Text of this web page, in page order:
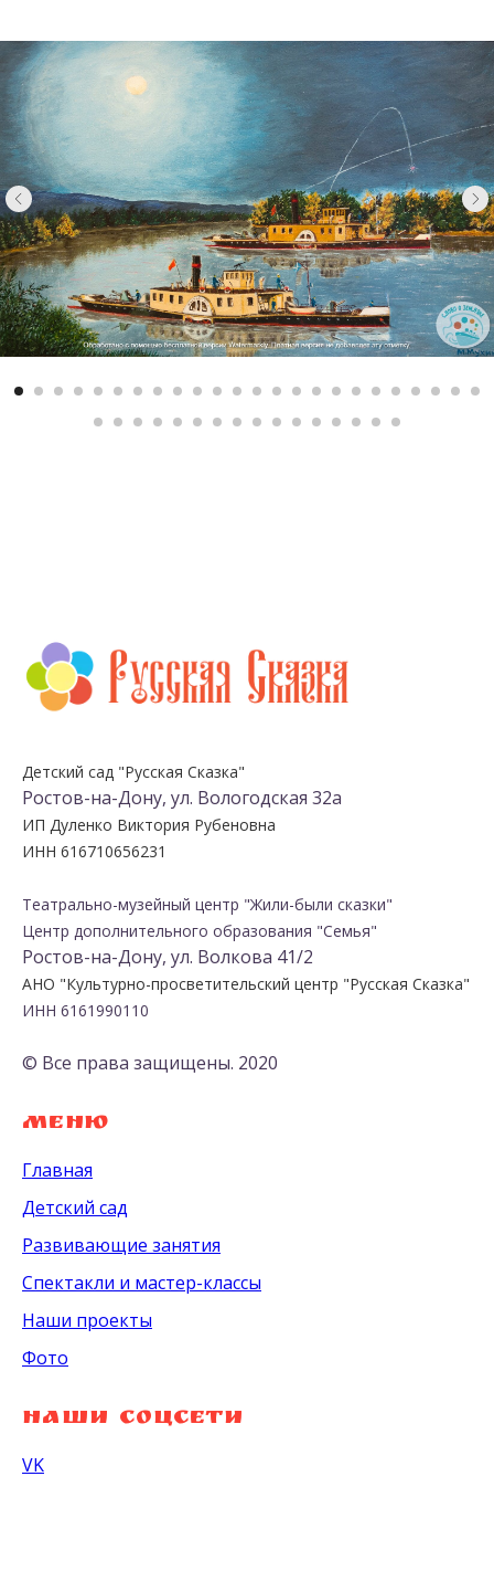
Детский сад "Русская Сказка"
Ростов-на-Дону, ул. Вологодская 32а
ИП Дуленко Виктория Рубеновна
ИНН 616710656231
Театрально-музейный центр "Жили-были сказки"
Центр дополнительного образования "Семья"
Ростов-на-Дону, ул. Волкова 41/2
АНО "Культурно-просветительский центр "Русская Сказка"
ИНН 6161990110
© Все права защищены. 2020
МЕНЮ
Главная
Детский сад
Развивающие занятия
Спектакли и мастер-классы
Наши проекты
Фото
Наши соцсети
VK